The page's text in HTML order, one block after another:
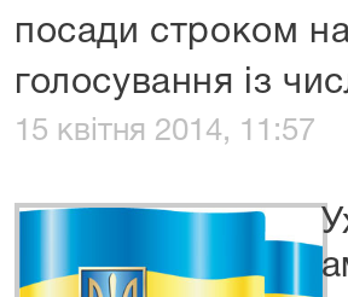
посади строком
голосування із
15 квітня 2014, 11:57